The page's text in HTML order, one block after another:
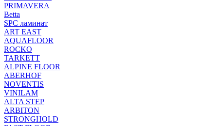
PRIMAVERA
Betta
SPC ламинат
ART EAST
AQUAFLOOR
ROCKO
TARKETT
ALPINE FLOOR
ABERHOF
NOVENTIS
VINILAM
ALTA STEP
ARBITON
STRONGHOLD